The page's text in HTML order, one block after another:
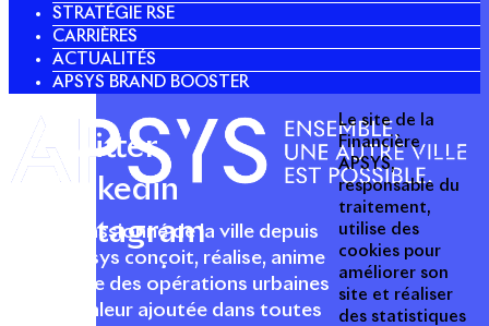
STRATÉGIE RSE
CARRIÈRES
ACTUALITÉS
APSYS BRAND BOOSTER
Acteur passionné de la ville depuis
1996, Apsys conçoit, réalise, anime
et valorise des opérations urbaines
à forte valeur ajoutée dans toutes
Twitter
Linkedin
Instagram
Le site de la
Financière
APSYS,
responsable du
traitement,
utilise des
cookies pour
améliorer son
site et réaliser
des statistiques